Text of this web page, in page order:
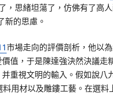
，思緒坦蕩了，仿佛有了高
新的思慮。
市場走向的評價剖析，他以
值，于是陳達強決然決議走
重視文明的輸入。假如說
用材以及雕鏤工藝。在選料